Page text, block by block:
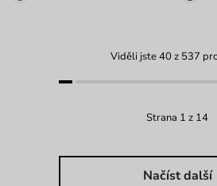
Viděli jste 40 z 537
Strana 1 z 14
Načíst další